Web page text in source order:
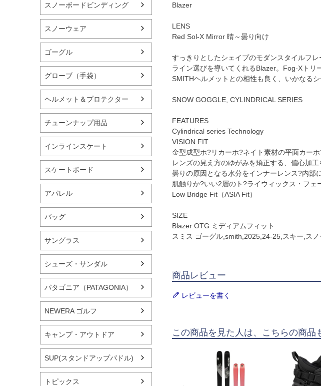
スノーボードビンディング
スノーウェア
ゴーグル
グローブ（手袋）
ヘルメット＆プロテクター
チューンナップ用品
インラインスケート
スケートボード
アパレル
バッグ
サングラス
シューズ・サンダル
パタゴニア（PATAGONIA）
NEWERA ゴルフ
キャンプ・アウトドア
SUP(スタンドアップパドル)
トピックス
Blazer
LENS
Red Sol-X Mirror 晴～曇り向け
すっきりとしたシェイプのモダンスタイルフ
ライン選びを導いてくれるBlazer。Fog-Xトリ
SMITHヘルメットとの相性も良く、いかなる
SNOW GOGGLE, CYLINDRICAL SERIES
FEATURES
Cylindrical series Technology
VISION FIT
金型成型ホ?リカーホ?ネイト素材の平面カー
レンズの見え方のゆがみを矯正する、偏心加
曇りの原因となる水分をインナーレンス?内部
肌触りか?いい2層のト?ライウィックス・フェ
Low Bridge Fit（ASIA Fit）
SIZE
Blazer OTG ミディアムフィット
スミス ゴーグル,smith,2025,24-25,スキー,ス
商品レビュー
レビューを書く
この商品を見た人は、こちらの商品